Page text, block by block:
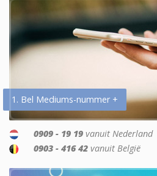
1. Bel Mediums-nummer +
0909 - 19 19 vanuit Nederland
0903 - 416 42 vanuit België